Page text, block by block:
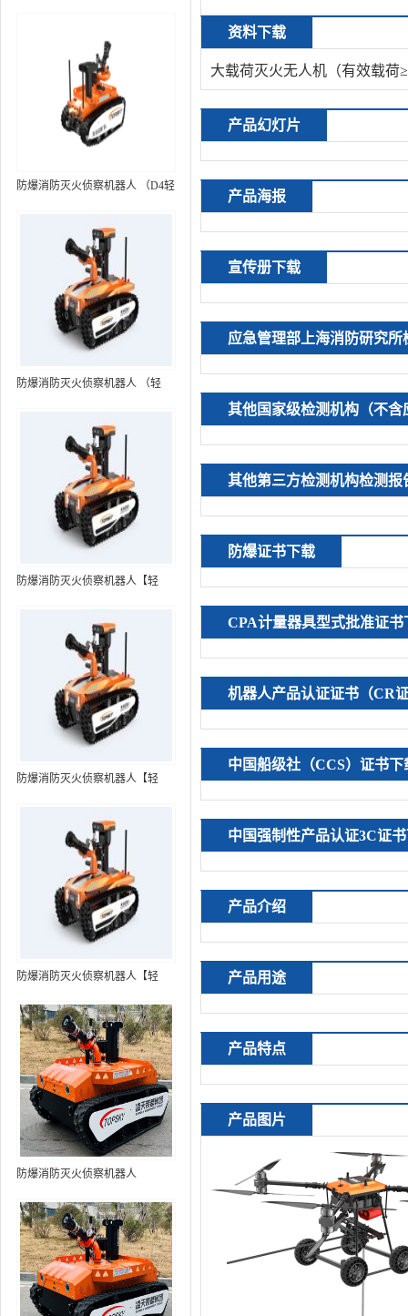
防爆消防灭火侦察机器人 （D4轻
防爆消防灭火侦察机器人 （轻
MC80BD（第6代）
防爆消防灭火侦察机器人【轻
装置+语音控制+跟随功能+5G控
防爆消防灭火侦察机器人【轻
装置+语音控制+跟随功能+5G控
制+水炮跟踪火焰）RXR-
MC80BD（第8代）
防爆消防灭火侦察机器人【轻
装置+语音控制+跟随功能+5G控
制+水炮跟踪火焰+自主导航）
防爆消防灭火侦察机器人
资料下载
大载荷灭火无人机（有效载荷
产品幻灯片
产品海报
宣传册下载
应急管理部上海消防研究所
其他国家级检测机构（不
其他第三方检测机构检测报
防爆证书下载
CPA计量器具型式批准证书
机器人产品认证证书（CR
中国船级社（CCS）证书下
中国强制性产品认证3C证
产品介绍
产品用途
产品特点
产品图片